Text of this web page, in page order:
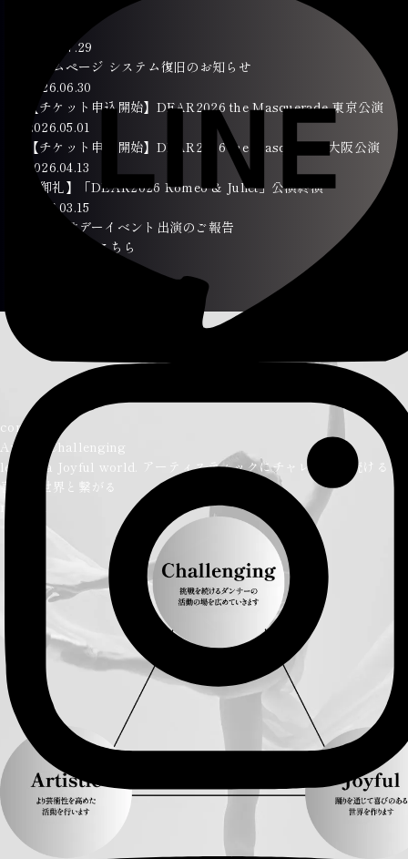
2026.07.29
ホームページ システム復旧のお知らせ
2026.06.30
【チケット申込開始】DEAR2026 the Masquerade 東京公演
2026.05.01
【チケット申込開始】DEAR2026 the Masquerade大阪公演
2026.04.13
【御礼】「DEAR2026 Romeo & Juliet」公演終演
2026.03.15
国際女性デーイベント出演のご報告
news一覧はこちら
concept
Artistic Challenging
lead to a Joyful world. アーティスティックにチャレンジし続けるこ
喜びの世界と繋がる
mission